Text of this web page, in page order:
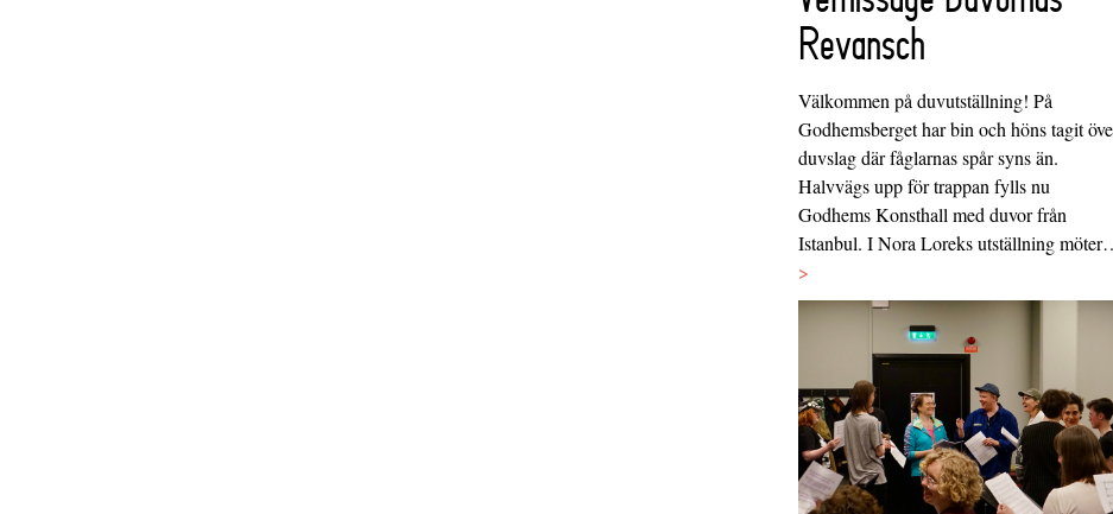
Revansch
Välkommen på duvutställning! På
Godhemsberget har bin och höns tagit
duvslag där fåglarnas spår syns än.
Halvvägs upp för trappan fylls nu
Godhems Konsthall med duvor från
Istanbul. I Nora Loreks utställning
>